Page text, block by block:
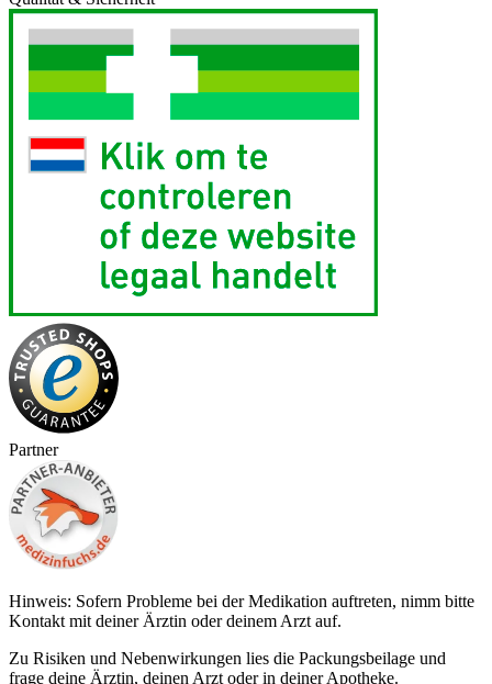
Partner
Hinweis: Sofern Probleme bei der Medikation auftreten, nimm bitte
Kontakt mit deiner Ärztin oder deinem Arzt auf.
Zu Risiken und Nebenwirkungen lies die Packungsbeilage und
frage deine Ärztin, deinen Arzt oder in deiner Apotheke.